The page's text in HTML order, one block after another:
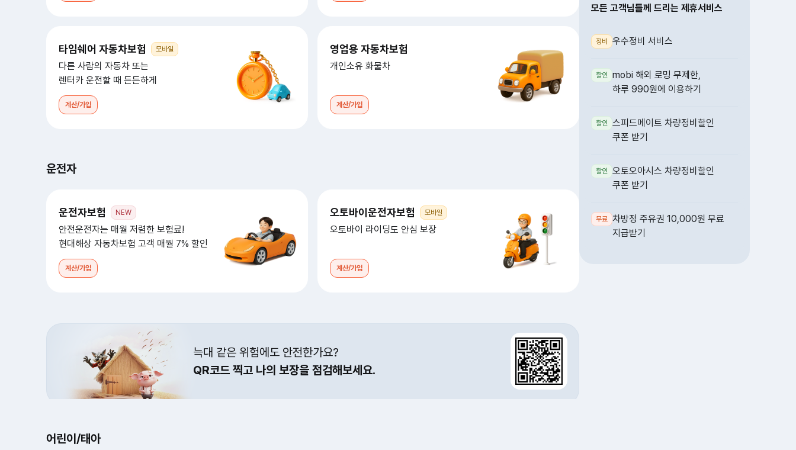
타임쉐어 자동차보험 모바일
다른 사람의 자동차 또는
렌터카 운전할 때 든든하게
계산/가입
영업용 자동차보험
개인소유 화물차
계산/가입
운전자
운전자보험 NEW
안전운전자는 매월 저렴한 보험료!
현대해상 자동차보험 고객 매월 7% 할인
계산/가입
오토바이운전자보험 모바일
오토바이 라이딩도 안심 보장
계산/가입
늑대 같은 위험에도 안전한가요?
QR코드 찍고 나의 보장을 점검해보세요.
어린이/태아
모든 고객님들께 드리는 제휴서비스
정비 우수정비 서비스
할인
mobi 해외 로밍 무제한,
하루 990원에 이용하기
할인
스피드메이트 차량정비할인
쿠폰 받기
할인
오토오아시스 차량정비할인
쿠폰 받기
무료
차방정 주유권 10,000원 무료
지급받기